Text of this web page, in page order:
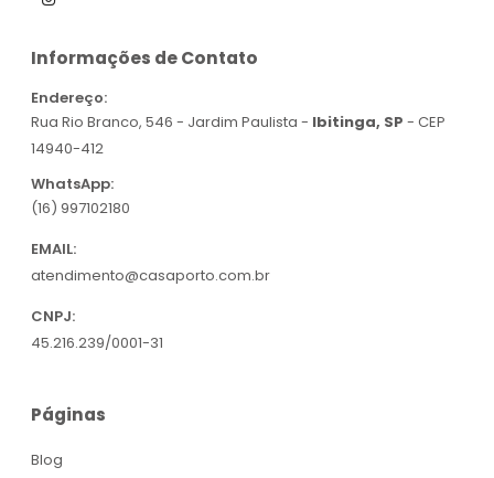
Informações de Contato
Endereço:
Rua Rio Branco, 546 - Jardim Paulista - Ibitinga, SP - CEP
14940-412
WhatsApp:
(16) 997102180
EMAIL:
atendimento@casaporto.com.br
CNPJ:
45.216.239/0001-31
Páginas
Blog